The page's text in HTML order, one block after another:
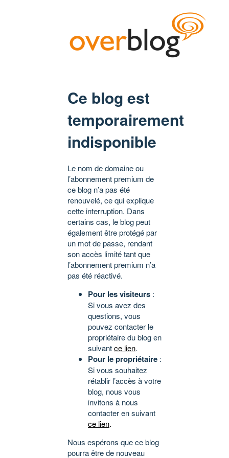
Ce blog est
temporairement
indisponible
Le nom de domaine ou
l’abonnement premium de
ce blog n’a pas été
renouvelé, ce qui explique
cette interruption. Dans
certains cas, le blog peut
également être protégé par
un mot de passe, rendant
son accès limité tant que
l’abonnement premium n’a
pas été réactivé.
Pour les visiteurs :
Si vous avez des
questions, vous
pouvez contacter le
propriétaire du blog en
suivantce lien.
Pour le propriétaire :
Si vous souhaitez
rétablir l’accès à votre
blog, nous vous
invitons à nous
contacter en suivant
ce lien.
Nous espérons que ce blog
pourra être de nouveau